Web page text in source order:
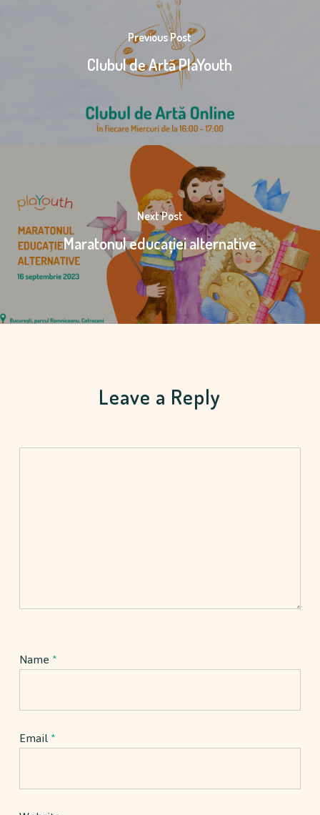
Previous Post
Clubul de Artă PlaYouth
Next Post
Maratonul educației alternative
Leave a Reply
Name*
Email*